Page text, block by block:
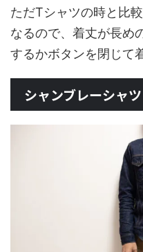
ただTシャツの時と比
なるので、着丈が長め
するかボタンを閉じて
シャンブレーシャツ